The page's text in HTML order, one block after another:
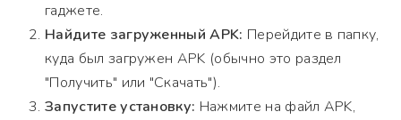
гаджете.
Найдите загруженный APK: Перейдите в папку,
куда был загружен APK (обычно это раздел
"Получить" или "Скачать").
Запустите установку: Нажмите на файл APK,